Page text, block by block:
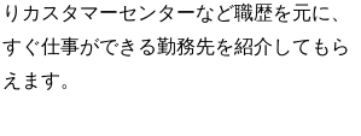
りカスタマーセンターなど職歴を元に、
すぐ仕事ができる勤務先を紹介してもら
えます。